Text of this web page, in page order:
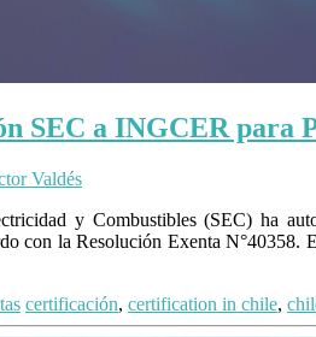
SEC a INGCER para
Valdés
y Combustibles (SEC) ha
con la Resolución Exenta N°40358.
certificación, certification in chile,